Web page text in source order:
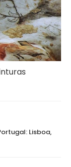
Lisboa,